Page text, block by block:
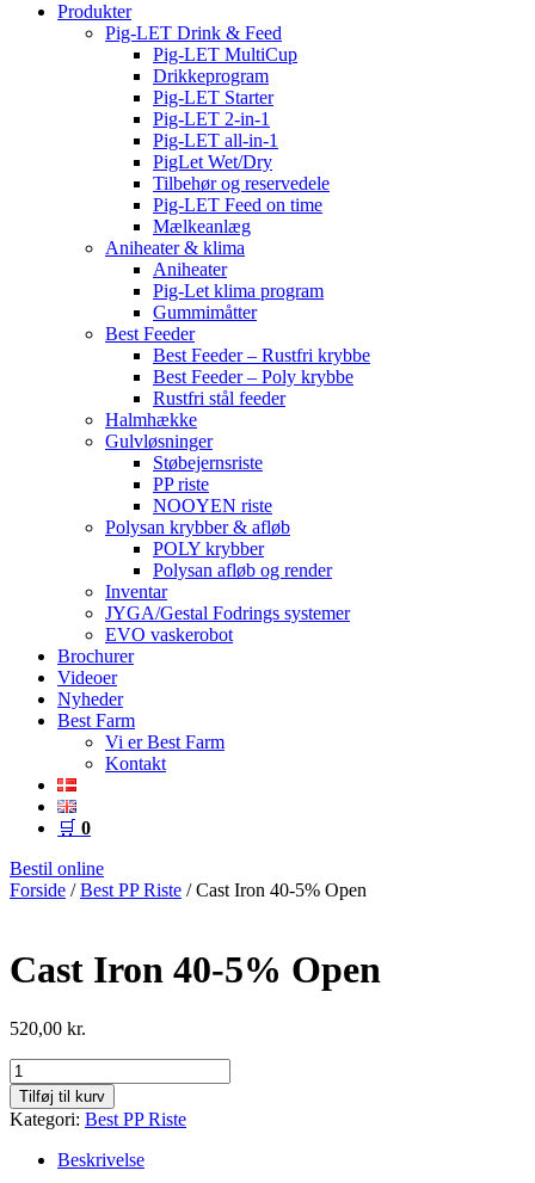
Produkter
Pig-LET Drink & Feed
Pig-LET MultiCup
Drikkeprogram
Pig-LET Starter
Pig-LET 2-in-1
Pig-LET all-in-1
PigLet Wet/Dry
Tilbehør og reservedele
Pig-LET Feed on time
Mælkeanlæg
Aniheater & klima
Aniheater
Pig-Let klima program
Gummimåtter
Best Feeder
Best Feeder – Rustfri krybbe
Best Feeder – Poly krybbe
Rustfri stål feeder
Halmhække
Gulvløsninger
Støbejernsriste
PP riste
NOOYEN riste
Polysan krybber & afløb
POLY krybber
Polysan afløb og render
Inventar
JYGA/Gestal Fodrings systemer
EVO vaskerobot
Brochurer
Videoer
Nyheder
Best Farm
Vi er Best Farm
Kontakt
🛒 0
Bestil online
Forside /Best PP Riste / Cast Iron 40-5% Open
Cast Iron 40-5% Open
520,00 kr.
Cast
Iron
40-
5%
Open
Tilføj til kurv
Kategori: Best PP Riste
Beskrivelse